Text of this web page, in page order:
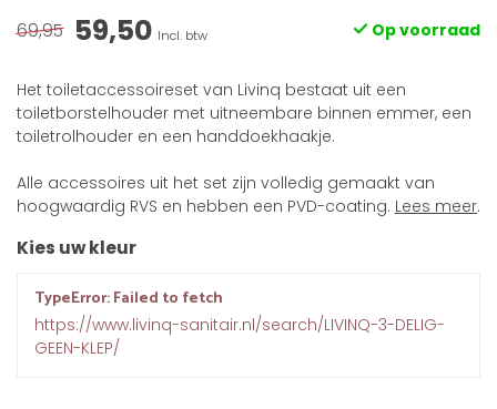
69,95 59,50 Incl. btw Op voorraad
Het toiletaccessoireset van Livinq bestaat uit een
toiletborstelhouder met uitneembare binnen emmer, een
toiletrolhouder en een handdoekhaakje.
Alle accessoires uit het set zijn volledig gemaakt van
hoogwaardig RVS en hebben een PVD-coating. Lees meer.
Kies uw kleur
TypeError: Failed to fetch
https://www.livinq-sanitair.nl/search/LIVINQ-3-DELIG-
GEEN-KLEP/